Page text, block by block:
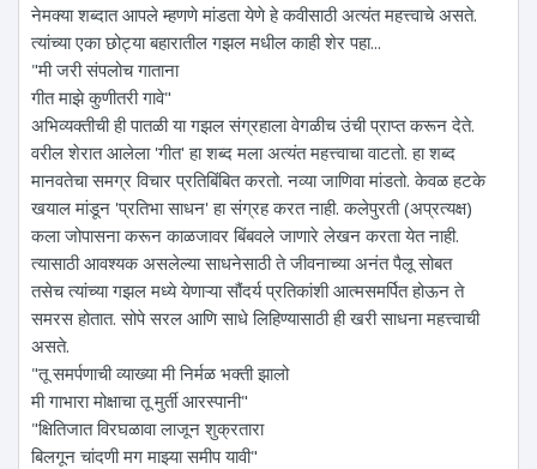
नेमक्या शब्दात आपले म्हणणे मांडता येणे हे कवीसाठी अत्यंत महत्त्वाचे असते.
त्यांच्या एका छोट्या बहारातील गझल मधील काही शेर पहा...
"मी जरी संपलोच गाताना
गीत माझे कुणीतरी गावे"
अभिव्यक्तीची ही पातळी या गझल संग्रहाला वेगळीच उंची प्राप्त करून देते.
वरील शेरात आलेला 'गीत' हा शब्द मला अत्यंत महत्त्वाचा वाटतो. हा शब्द
मानवतेचा समग्र विचार प्रतिबिंबित करतो. नव्या जाणिवा मांडतो. केवळ हटके
खयाल मांडून 'प्रतिभा साधन' हा संग्रह करत नाही. कलेपुरती (अप्रत्यक्ष)
कला जोपासना करून काळजावर बिंबवले जाणारे लेखन करता येत नाही.
त्यासाठी आवश्यक असलेल्या साधनेसाठी ते जीवनाच्या अनंत पैलू सोबत
तसेच त्यांच्या गझल मध्ये येणाऱ्या सौंदर्य प्रतिकांशी आत्मसमर्पित होऊन ते
समरस होतात. सोपे सरल आणि साधे लिहिण्यासाठी ही खरी साधना महत्त्वाची
असते.
"तू समर्पणाची व्याख्या मी निर्मळ भक्ती झालो
मी गाभारा मोक्षाचा तू मुर्ती आरस्पानी"
"क्षितिजात विरघळावा लाजून शुक्रतारा
बिलगून चांदणी मग माझ्या समीप यावी"